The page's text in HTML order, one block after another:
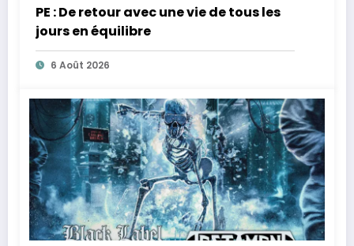
PE : De retour avec une vie de tous les
jours en équilibre
6 Août 2026